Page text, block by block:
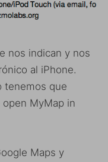
nos indican y nos
al iPhone.
tenemos que
MyMap in
Maps y